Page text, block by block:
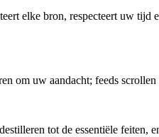
elke bron, respecteert uw tijd
om uw aandacht; feeds
tot de essentiële feiten,